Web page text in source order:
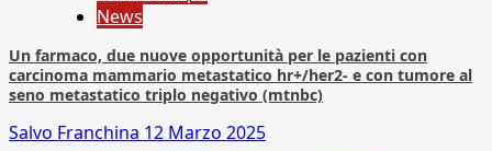
News
Un farmaco, due nuove opportunità per le pazienti con
carcinoma mammario metastatico hr+/her2- e con tumore al
seno metastatico triplo negativo (mtnbc)
Salvo Franchina 12 Marzo 2025